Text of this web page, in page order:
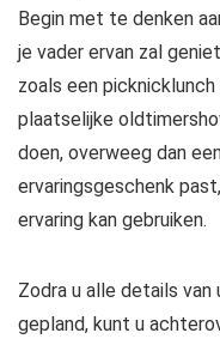
Begin met te denken
je vader ervan zal
zoals een
plaatselijke
doen, overweeg dan
ervaringsgeschenk
ervaring kan gebruiken.
Zodra u alle details
gepland, kunt u